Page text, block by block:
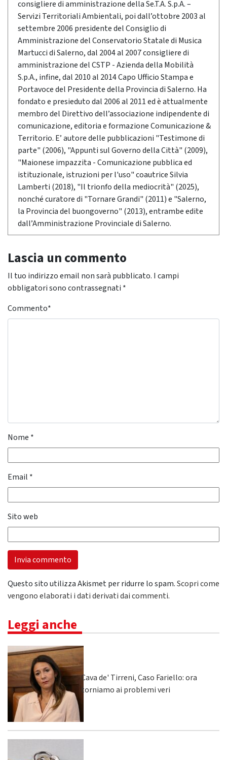
consigliere di amministrazione della Se.T.A. S.p.A. –
Servizi Territoriali Ambientali, poi dall’ottobre 2003 al
settembre 2006 presidente del Consiglio di
Amministrazione del Conservatorio Statale di Musica
Martucci di Salerno, dal 2004 al 2007 consigliere di
amministrazione del CSTP - Azienda della Mobilità
S.p.A., infine, dal 2010 al 2014 Capo Ufficio Stampa e
Portavoce del Presidente della Provincia di Salerno. Ha
fondato e presieduto dal 2006 al 2011 ed è attualmente
membro del Direttivo dell’associazione indipendente di
comunicazione, editoria e formazione Comunicazione &
Territorio. E’ autore delle pubblicazioni "Testimone di
parte" (2006), "Appunti sul Governo della Città" (2009),
"Maionese impazzita - Comunicazione pubblica ed
istituzionale, istruzioni per l'uso" coautrice Silvia
Lamberti (2018), "Il trionfo della mediocrità" (2025),
nonché curatore di "Tornare Grandi" (2011) e "Salerno,
la Provincia del buongoverno" (2013), entrambe edite
dall’Amministrazione Provinciale di Salerno.
Lascia un commento
Il tuo indirizzo email non sarà pubblicato. I campi
obbligatori sono contrassegnati *
Commento*
Nome *
Email *
Sito web
Questo sito utilizza Akismet per ridurre lo spam.Scopri come
vengono elaborati i dati derivati dai commenti.
Leggi anche
Cava de' Tirreni, Caso Fariello: ora
torniamo ai problemi veri